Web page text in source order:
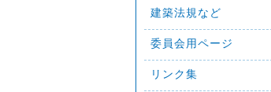
建築法規など
委員会用ページ
リンク集